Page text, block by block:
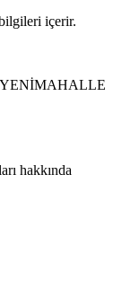
içerir.
YENİMAHALLE
hakkında